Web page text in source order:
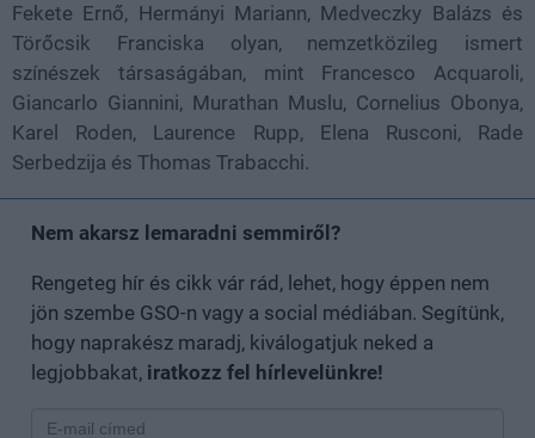
Fekete Ernő, Hermányi Mariann, Medveczky Balázs és
Törőcsik Franciska olyan, nemzetközileg ismert
színészek társaságában, mint Francesco Acquaroli,
Giancarlo Giannini, Murathan Muslu, Cornelius Obonya,
Karel Roden, Laurence Rupp, Elena Rusconi, Rade
Serbedzija és Thomas Trabacchi.
Nem akarsz lemaradni semmiről?
Rengeteg hír és cikk vár rád, lehet, hogy éppen nem
jön szembe GSO-n vagy a social médiában. Segítünk,
hogy naprakész maradj, kiválogatjuk neked a
legjobbakat, iratkozz fel hírlevelünkre!